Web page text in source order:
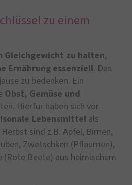
zu einem
Gleichgewicht zu halten,
Ernährung essenziell. Das
zu bedenken. Ein
Obst, Gemüse und
Hierfür haben sich vor
Lebensmittel als
sind z.B. Äpfel, Birnen,
Zwetschken (Pflaumen),
(Rote Beete) aus heimischem